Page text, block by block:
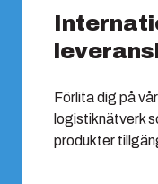
Förlita dig på
logistiknätverk
produkter